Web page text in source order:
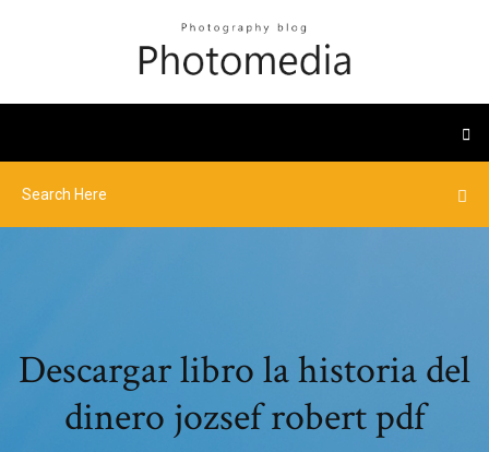
Descargar libro la historia del
dinero jozsef robert pdf